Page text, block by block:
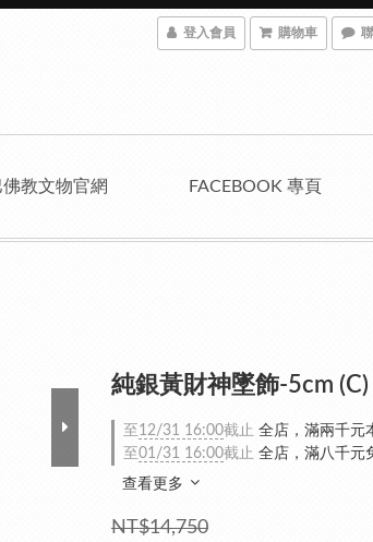
登入會員 購物車
教文物官網 FACEBOOK 專頁
純銀黃財神墜飾-5cm (C)
至 12/31 16:00截止 全店，滿兩千元
至01/31 16:00截止 全店，滿八千元
查看更多
NT$14,750